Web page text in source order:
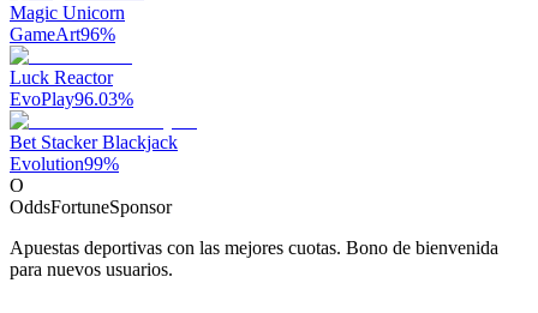
Magic Unicorn
GameArt96%
Luck Reactor
EvoPlay96.03%
Bet Stacker Blackjack
Evolution99%
O
OddsFortuneSponsor
Apuestas deportivas con las mejores cuotas. Bono de bienvenida
para nuevos usuarios.